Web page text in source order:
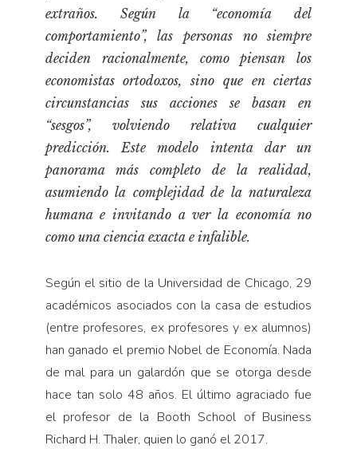
extraños. Según la “economía del
comportamiento”, las personas no siempre
deciden racionalmente, como piensan los
economistas ortodoxos, sino que en ciertas
circunstancias sus acciones se basan en
“sesgos”, volviendo relativa cualquier
predicción. Este modelo intenta dar un
panorama más completo de la realidad,
asumiendo la complejidad de la naturaleza
humana e invitando a ver la economía no
como una ciencia exacta e infalible.
Según el sitio de la Universidad de Chicago, 29
académicos asociados con la casa de estudios
(entre profesores, ex profesores y ex alumnos)
han ganado el premio Nobel de Economía. Nada
de mal para un galardón que se otorga desde
hace tan solo 48 años. El último agraciado fue
el profesor de la Booth School of Business
Richard H. Thaler, quien lo ganó el 2017.